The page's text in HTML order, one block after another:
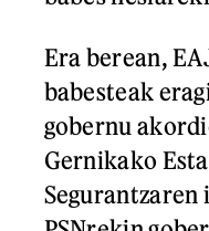
Era berean,
babesteak
gobernu
Gernikako